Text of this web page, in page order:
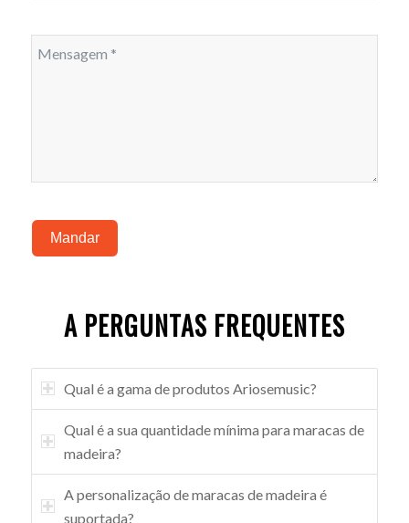
Mandar
A PERGUNTAS FREQUENTES
Qual é a gama de produtos Ariosemusic?
Qual é a sua quantidade mínima para maracas de
madeira?
A personalização de maracas de madeira é
suportada?